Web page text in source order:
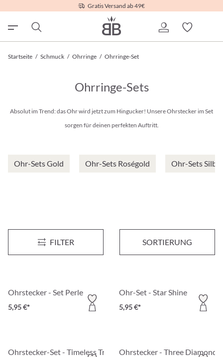
Gratis Versand ab 49€
Startseite / Schmuck / Ohrringe / Ohrringe-Set
Ohrringe-Sets
Absolut im Trend: das Ohr wird jetzt zum Hingucker! Unsere Ohrstecker im Set
sorgen für deinen perfekten Auftritt.
Ohr-Sets Gold Ohr-Sets Roségold Ohr-Sets Silber
FILTER SORTIERUNG
Ohrstecker - Grey Pearls Ohr-Set - Shiny Pearl
Ohrstecker - Set Perle
5,95 €*
Ohr-Set - Star Shine
5,95 €*
Ohrstecker-Set - Timeless Trio Ohrstecker - Three Diamond